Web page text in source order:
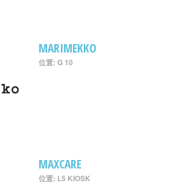
MARIMEKKO
位置: G 10
MAXCARE
位置: L5 KIOSK